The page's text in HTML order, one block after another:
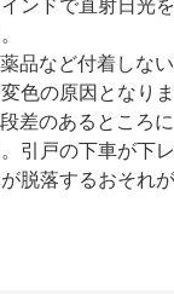
ンドで直射日光
品など付着しな
色の原因となりま
差のあるところ
引戸の下車が下
脱落するおそれが